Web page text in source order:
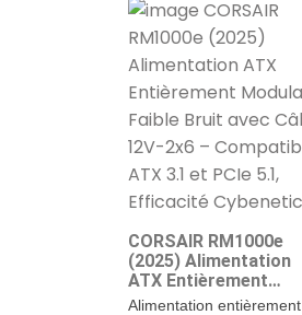
CORSAIR RM1000e
(2025) Alimentation
ATX Entièrement
Modulaire à Faible
Alimentation entièrement